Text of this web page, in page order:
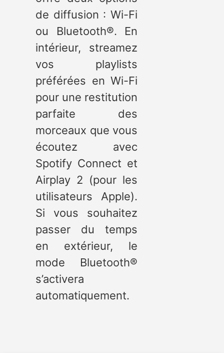
de diffusion : Wi-Fi
ou Bluetooth®. En
intérieur, streamez
vos playlists
préférées en Wi-Fi
pour une restitution
parfaite des
morceaux que vous
écoutez avec
Spotify Connect et
Airplay 2 (pour les
utilisateurs Apple).
Si vous souhaitez
passer du temps
en extérieur, le
mode Bluetooth®
s’activera
automatiquement.